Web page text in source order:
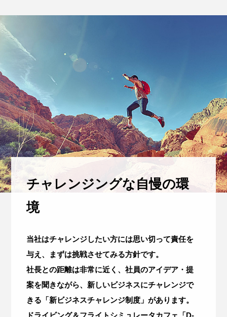
チャレンジングな自慢の環
境
当社はチャレンジしたい方には思い切って責任を
与え、まずは挑戦させてみる方針です。
社長との距離は非常に近く、社員のアイデア・提
案を聞きながら、新しいビジネスにチャレンジで
きる「新ビジネスチャレンジ制度」があります。
ドライビング＆フライトシミュレータカフェ「D-